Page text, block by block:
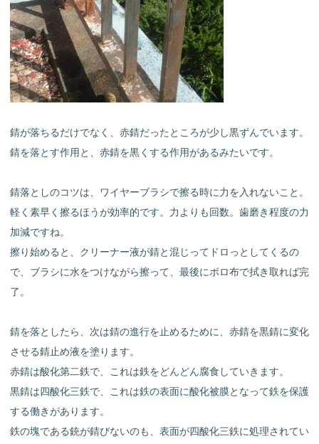
錆が落ちるだけでなく、赤錆だったところが少し黒ずんでいます。
錆を落とす作用と、赤錆を黒くする作用があるみたいです。
錆落としのコツは、ワイヤーブラシで擦る時に力を入れないこと。
軽く素早く擦るほうが効率的です。力よりも回数。歯磨き程度の力
加減ですね。
擦り始めると、クリーナー液が錆と混じってドロっとしてくるの
で、ブラシに水をつけながら擦って、最後にボロ布で拭き取れば完
了。
錆を落としたら、次は錆の進行を止めるために、赤錆を黒錆に変化
させる錆止め液を塗ります。
赤錆は酸化第二鉄で、これは鉄をどんどん腐食していきます。
黒錆は四酸化三鉄で、これは鉄の表面に酸化被膜となって鉄を保護
する働きがあります。
鉄の塊である銃が錆びないのも、表面が四酸化三鉄に処理されてい